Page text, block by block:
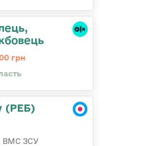
грн
(РЕБ)
ВМС ЗСУ